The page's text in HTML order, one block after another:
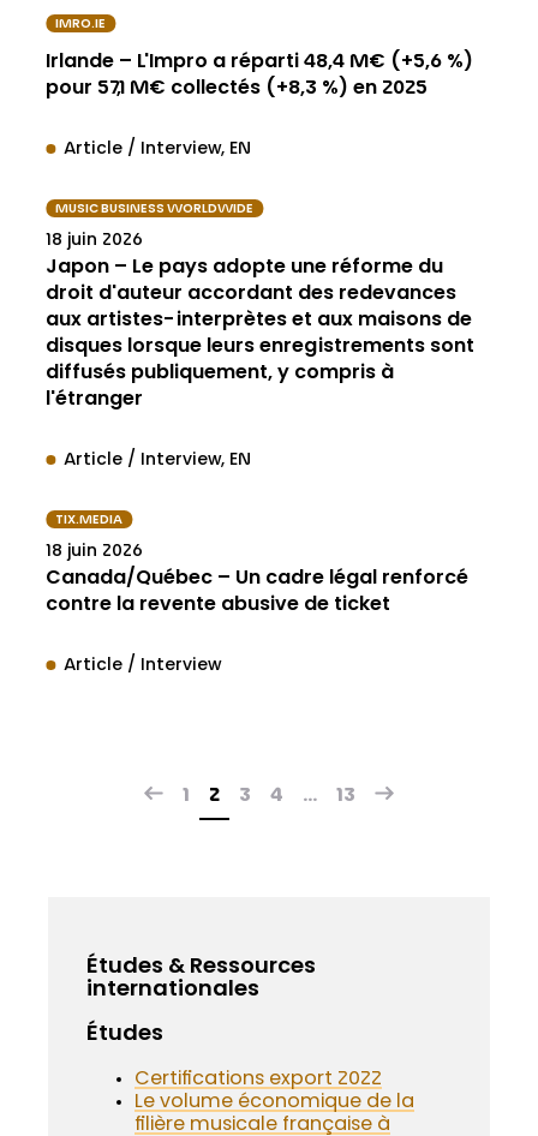
IMRO.IE
Irlande – L'Impro a réparti 48,4 M€ (+5,6 %)
pour 57,1 M€ collectés (+8,3 %) en 2025
Article / Interview EN
MUSIC BUSINESS WORLDWIDE
18 juin 2026
Japon – Le pays adopte une réforme du
droit d'auteur accordant des redevances
aux artistes-interprètes et aux maisons de
disques lorsque leurs enregistrements sont
diffusés publiquement, y compris à
l'étranger
Article / Interview EN
TIX.MEDIA
18 juin 2026
Canada/Québec – Un cadre légal renforcé
contre la revente abusive de ticket
Article / Interview
1 2 3 4 … 13
Études & Ressources
internationales
Études
Certifications export 2022
Le volume économique de la
filière musicale française à